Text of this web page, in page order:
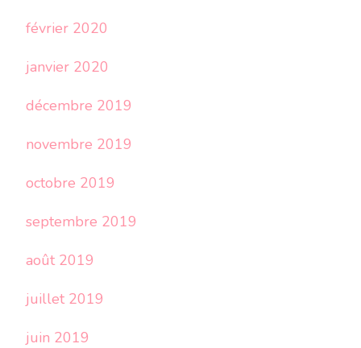
février 2020
janvier 2020
décembre 2019
novembre 2019
octobre 2019
septembre 2019
août 2019
juillet 2019
juin 2019